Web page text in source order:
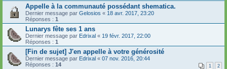
Appelle à la communauté possédant shematica.
Dernier message par Gelosios « 18 avr. 2017, 23:20
Réponses : 1
Lunarys fête ses 1 ans
Dernier message par Edrixal « 19 févr. 2017, 22:00
Réponses : 1
[Fin de sujet] J'en appelle à votre générosité
Dernier message par Edrixal « 07 nov. 2016, 20:44
Réponses : 14 1 2